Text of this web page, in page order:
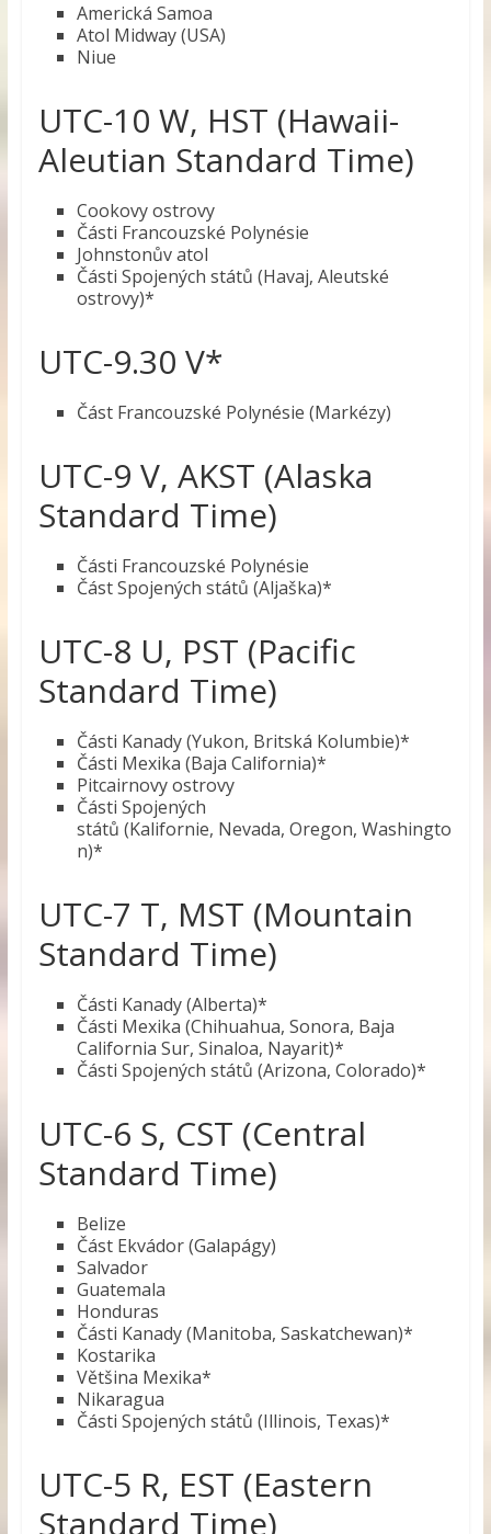
Americká Samoa
Atol Midway (USA)
Niue
UTC-10 W, HST (Hawaii-
Aleutian Standard Time)
Cookovy ostrovy
Části Francouzské Polynésie
Johnstonův atol
Části Spojených států (Havaj, Aleutské
ostrovy)*
UTC-9.30 V*
Část Francouzské Polynésie (Markézy)
UTC-9 V, AKST (Alaska
Standard Time)
Části Francouzské Polynésie
Část Spojených států (Aljaška)*
UTC-8 U, PST (Pacific
Standard Time)
Části Kanady (Yukon, Britská Kolumbie)*
Části Mexika (Baja California)*
Pitcairnovy ostrovy
Části Spojených
států (Kalifornie, Nevada, Oregon, Washingto
n)*
UTC-7 T, MST (Mountain
Standard Time)
Části Kanady (Alberta)*
Části Mexika (Chihuahua, Sonora, Baja
California Sur, Sinaloa, Nayarit)*
Části Spojených států (Arizona, Colorado)*
UTC-6 S, CST (Central
Standard Time)
Belize
Část Ekvádor (Galapágy)
Salvador
Guatemala
Honduras
Části Kanady (Manitoba, Saskatchewan)*
Kostarika
Většina Mexika*
Nikaragua
Části Spojených států (Illinois, Texas)*
UTC-5 R, EST (Eastern
Standard Time)